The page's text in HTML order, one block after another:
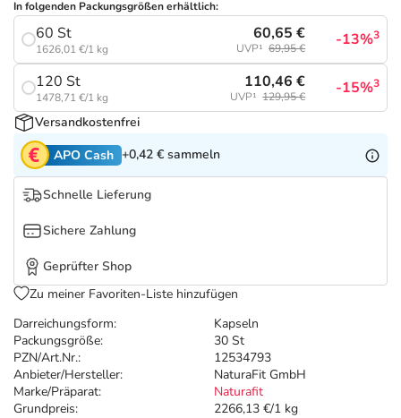
Tierapotheke
Vitamine & Mineralstoffe
Marken
Salus Deals
Darreichungsform:
Kapseln
Packungsgröße:
30 St
PZN/Art.Nr.:
12534793
Anbieter/Hersteller:
NaturaFit GmbH
Marke/Präparat:
Naturafit
Grundpreis:
2266,13 €/1 kg
In folgenden Packungsgrößen erhältlich:
60 St
1626,01 €/1 kg
60,65 €
UVP¹ 69,95 € -13%3
120 St
1478,71 €/1 kg
110,46 €
UVP¹ 129,95 € -15%3
Versandkostenfrei
APO Cash +0,42 € sammeln
Schnelle Lieferung
Sichere Zahlung
Geprüfter Shop
Zu meiner Favoriten-Liste hinzufügen